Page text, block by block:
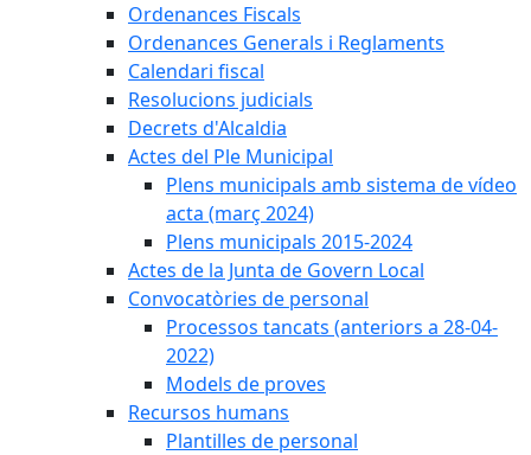
Ordenances Fiscals
Ordenances Generals i Reglaments
Calendari fiscal
Resolucions judicials
Decrets d'Alcaldia
Actes del Ple Municipal
Plens municipals amb sistema de vídeo
acta (març 2024)
Plens municipals 2015-2024
Actes de la Junta de Govern Local
Convocatòries de personal
Processos tancats (anteriors a 28-04-
2022)
Models de proves
Recursos humans
Plantilles de personal